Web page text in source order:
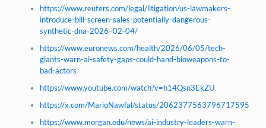
https://www.reuters.com/legal/litigation/us-lawmakers-
introduce-bill-screen-sales-potentially-dangerous-
synthetic-dna-2026–02-04/
https://www.euronews.com/health/2026/06/05/tech-
giants-warn-ai-safety-gaps-could-hand-bioweapons-to-
bad-actors
https://www.youtube.com/watch?v=h14Qsn3EkZU
https://x.com/MarioNawfal/status/2062377563796717595
https://www.morgan.edu/news/ai-industry-leaders-warn-